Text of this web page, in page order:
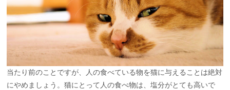
当たり前のことですが、人の食べている物を猫に与えることは絶対
にやめましょう。猫にとって人の食べ物は、塩分がとても高いで